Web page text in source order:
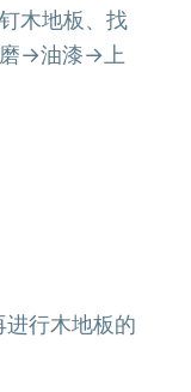
木地板、找
→油漆→上
行木地板的